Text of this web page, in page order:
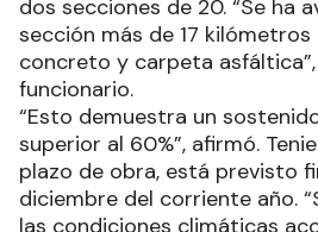
dos secciones de 20. “Se ha
sección más de 17
concreto y carpeta
funcionario.
“Esto demuestra un
superior al 60%”, afirmó.
plazo de obra, está previsto
diciembre del corriente año.